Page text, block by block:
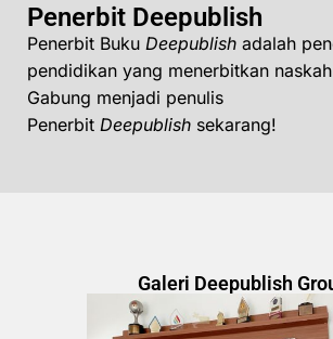
Penerbit Deepublish
Penerbit Buku Deepublish adalah
pendidikan yang menerbitkan
Gabung menjadi penulis
Penerbit Deepublish sekarang!
Galeri Deepublish